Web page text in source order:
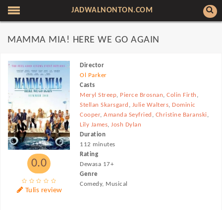
JADWALNONTON.COM
MAMMA MIA! HERE WE GO AGAIN
0.0
Tulis review
Director
Ol Parker
Casts
Meryl Streep, Pierce Brosnan,Colin Firth ,
Stellan Skarsgard , Julie Walters, Dominic
Cooper,Amanda Seyfried , Christine Baranski,
Lily James,Josh Dylan
Duration
112 minutes
Rating
Dewasa 17+
Genre
Comedy, Musical